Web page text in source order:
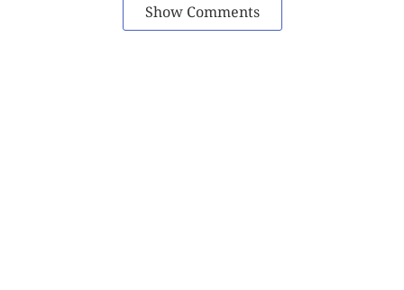
Show Comments